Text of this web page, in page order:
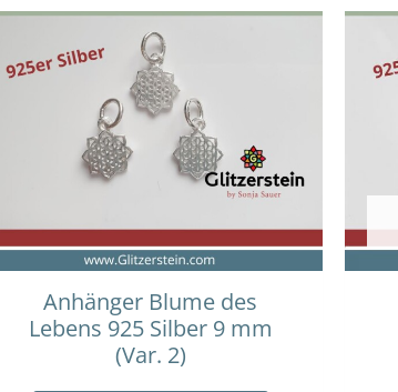
Anhänger Blume des
Lebens 925 Silber 9 mm
(Var. 2)